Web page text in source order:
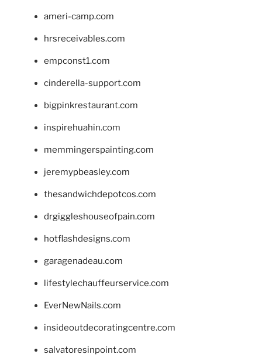
ameri-camp.com
hrsreceivables.com
empconst1.com
cinderella-support.com
bigpinkrestaurant.com
inspirehuahin.com
memmingerspainting.com
jeremypbeasley.com
thesandwichdepotcos.com
drgiggleshouseofpain.com
hotflashdesigns.com
garagenadeau.com
lifestylechauffeurservice.com
EverNewNails.com
insideoutdecoratingcentre.com
salvatoresinpoint.com